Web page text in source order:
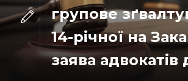
групове
14-річної на
заява адвокатів